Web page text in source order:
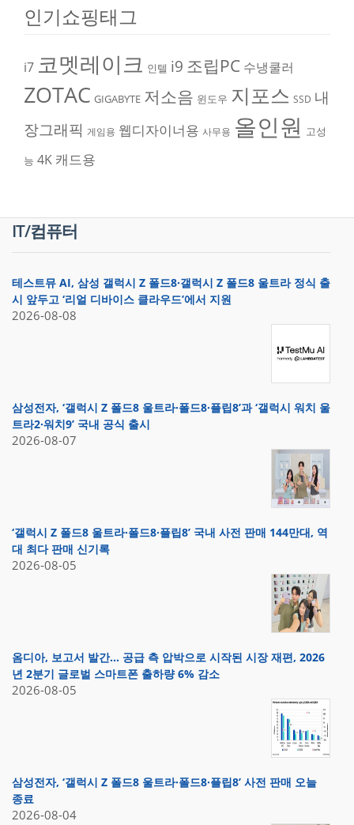
인기쇼핑태그
i7 코멧레이크 인텔 i9 조립PC 수냉쿨러
ZOTAC GIGABYTE 저소음 윈도우 지포스 SSD 내
장그래픽 게임용 웹디자이너용 사무용 올인원 고성
능 4K 캐드용
IT/컴퓨터
테스트뮤 AI, 삼성 갤럭시 Z 폴드8·갤럭시 Z 폴드8 울트라 정식 출
시 앞두고 ‘리얼 디바이스 클라우드’에서 지원
2026-08-08
삼성전자, ‘갤럭시 Z 폴드8 울트라·폴드8·플립8’과 ‘갤럭시 워치 울
트라2·워치9’ 국내 공식 출시
2026-08-07
‘갤럭시 Z 폴드8 울트라·폴드8·플립8’ 국내 사전 판매 144만대, 역
대 최다 판매 신기록
2026-08-05
옴디아, 보고서 발간… 공급 측 압박으로 시작된 시장 재편, 2026
년 2분기 글로벌 스마트폰 출하량 6% 감소
2026-08-05
삼성전자, ‘갤럭시 Z 폴드8 울트라·폴드8·플립8’ 사전 판매 오늘
종료
2026-08-04